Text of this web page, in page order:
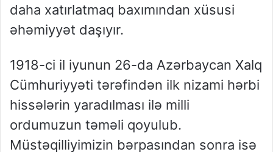
daha xatırlatmaq baxımından xüsusi
əhəmiyyət daşıyır.
1918-ci il iyunun 26-da Azərbaycan Xalq
Cümhuriyyəti tərəfindən ilk nizami hərbi
hissələrin yaradılması ilə milli
ordumuzun təməli qoyulub.
Müstəqilliyimizin bərpasından sonra isə